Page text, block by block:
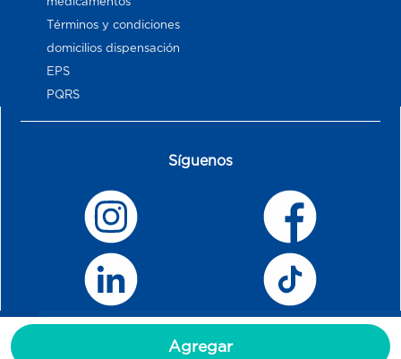
Agregar
Términos y condiciones
domicilios dispensación
EPS
PQRS
Síguenos